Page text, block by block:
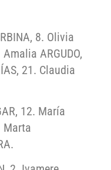
8. Olivia
Amalia ARGUDO,
21. Claudia
12. María
Marta